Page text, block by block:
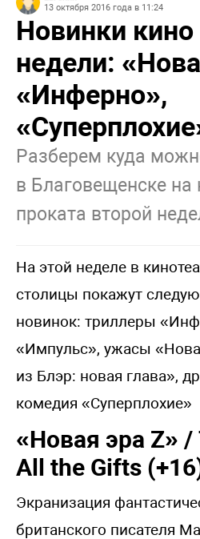
13 октября 2016 года в 11:24
Новинки кино
недели:
«Инферно»,
Разберем куда
в Благовещенске на
проката второй
На этой неделе в
столицы покажут
новинок: триллеры
«Импульс», ужасы
из Блэр: новая глава»,
комедия «Суперплохие»
«Новая эра Z»
All the Gifts
Экранизация
британского писателя